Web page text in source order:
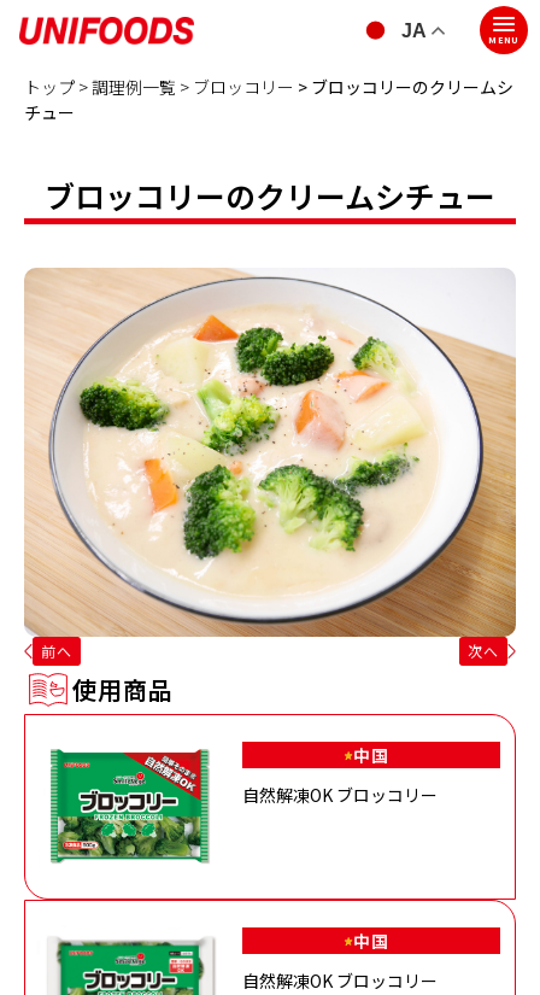
MENU
トップ >調理例一覧 > ブロッコリー > ブロッコリーのクリームシ
チュー
ブロッコリーのクリームシチュー
前へ 次へ
使用商品
中国
自然解凍OK ブロッコリー
中国
自然解凍OK ブロッコリー
JA